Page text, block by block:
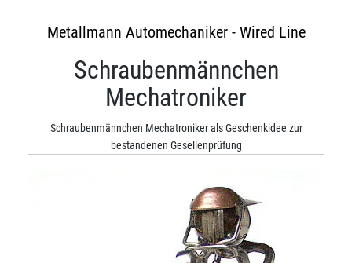
Metallmann Automechaniker - Wired Line
Schraubenmännchen
Mechatroniker
Schraubenmännchen Mechatroniker als Geschenkidee zur
bestandenen Gesellenprüfung